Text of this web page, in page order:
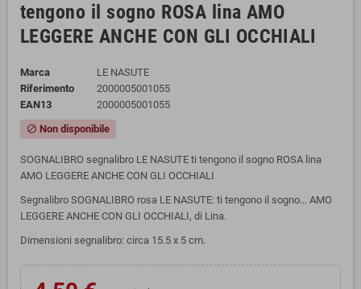
tengono il sogno ROSA lina AMO
LEGGERE ANCHE CON GLI OCCHIALI
Marca
LE NASUTE
Riferimento
2000005001055
EAN13
2000005001055
block Non disponibile
SOGNALIBRO segnalibro LE NASUTE ti tengono il sogno ROSA lina
AMO LEGGERE ANCHE CON GLI OCCHIALI
Segnalibro SOGNALIBRO rosa LE NASUTE: ti tengono il sogno... AMO
LEGGERE ANCHE CON GLI OCCHIALI, di Lina.
Dimensioni segnalibro: circa 15.5 x 5 cm.